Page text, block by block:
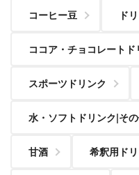
コーヒー豆 ド
ココア・チョコレートド
スポーツドリンク
水・ソフトドリンク|そ
甘酒 希釈用ド